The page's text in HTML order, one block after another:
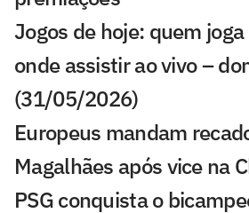
Jogos de hoje: quem
onde assistir ao vivo –
(31/05/2026)
Europeus mandam
Magalhães após vice na
PSG conquista o